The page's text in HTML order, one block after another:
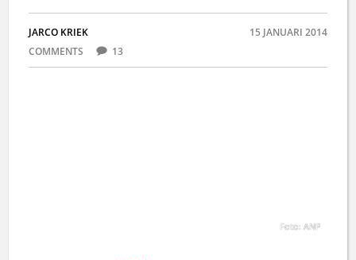
JARCO KRIEK
15 JANUARI 2014
COMMENTS
13
Foto: ANP